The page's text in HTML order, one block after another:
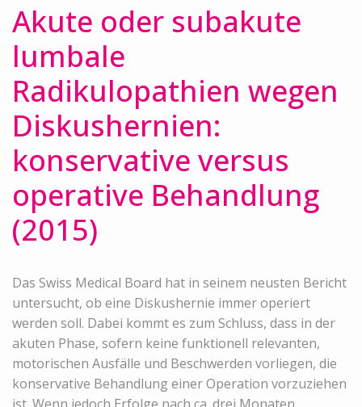
Akute oder subakute
lumbale
Radikulopathien wegen
Diskushernien:
konservative versus
operative Behandlung
(2015)
Das Swiss Medical Board hat in seinem neusten Bericht
untersucht, ob eine Diskushernie immer operiert
werden soll. Dabei kommt es zum Schluss, dass in der
akuten Phase, sofern keine funktionell relevanten,
motorischen Ausfälle und Beschwerden vorliegen, die
konservative Behandlung einer Operation vorzuziehen